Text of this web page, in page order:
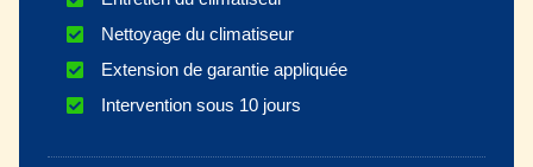
Nettoyage du climatiseur
Extension de garantie appliquée
Intervention sous 10 jours